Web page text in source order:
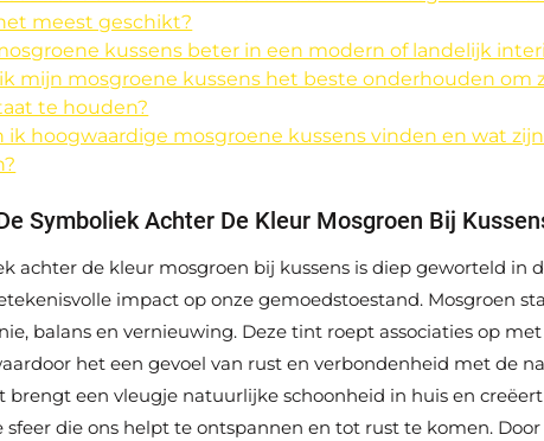
meest geschikt?
kussens beter in een modern of landelijk
mijn mosgroene kussens het beste onderhouden om
te houden?
ik hoogwaardige mosgroene kussens vinden en wat
Symboliek Achter De Kleur Mosgroen Bij
achter de kleur mosgroen bij kussens is diep geworteld in
impact op onze gemoedstoestand. Mosgroen
balans en vernieuwing. Deze tint roept associaties op
het een gevoel van rust en verbondenheid met de
brengt een vleugje natuurlijke schoonheid in huis en
sfeer die ons helpt te ontspannen en tot rust te komen.